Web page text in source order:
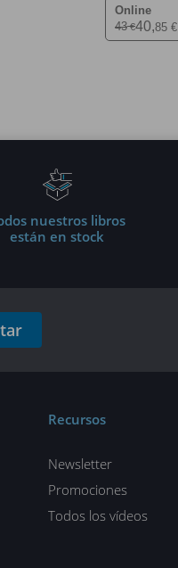
Online
43€40,85 €
nuestros libros
están en stock
Recursos
Newsletter
Promociones
Todos los vídeos